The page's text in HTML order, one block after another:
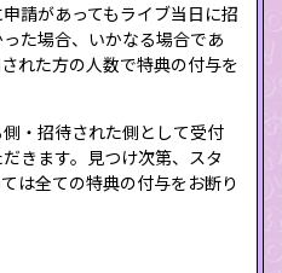
請があってもライブ当日に招
た場合、いかなる場合であ
れた方の人数で特典の付与を
・招待された側として受付
きます。見つけ次第、スタ
は全ての特典の付与をお断り